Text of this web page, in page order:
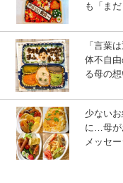
も「ま
「言葉
体不自
る母の想
少ない
に…母が
メッセ